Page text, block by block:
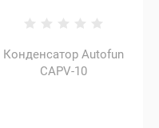
Конденсатор Autofun
CAPV-10